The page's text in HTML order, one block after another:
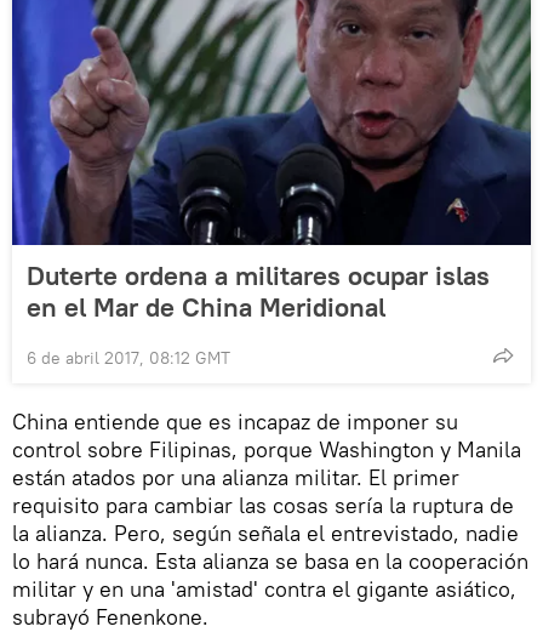
Duterte ordena a militares ocupar islas
en el Mar de China Meridional
6 de abril 2017, 08:12 GMT
China entiende que es incapaz de imponer su
control sobre Filipinas, porque Washington y Manila
están atados por una alianza militar. El primer
requisito para cambiar las cosas sería la ruptura de
la alianza. Pero, según señala el entrevistado, nadie
lo hará nunca. Esta alianza se basa en la cooperación
militar y en una 'amistad' contra el gigante asiático,
subrayó Fenenkone.